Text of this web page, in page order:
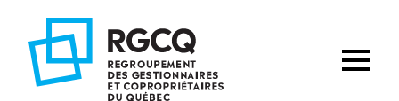
navigation
principale
contenu